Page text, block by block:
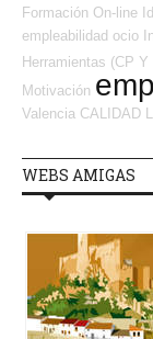
Formación On-line
empleabilidad ocio
Herramientas (CP Y
Motivación
Valencia CALIDAD
WEBS AMIGAS